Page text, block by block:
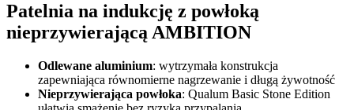
Patelnia na indukcję z powłoką
nieprzywierającą AMBITION
Odlewane aluminium: wytrzymała konstrukcja
zapewniająca równomierne nagrzewanie i długą żywotność
Nieprzywierająca powłoka: Qualum Basic Stone Edition